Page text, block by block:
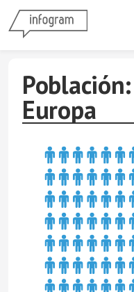
Europa